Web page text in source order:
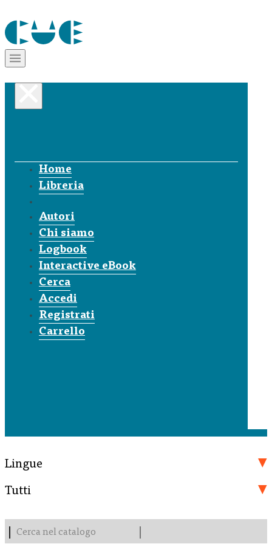
Home
Libreria
Autori
Chi siamo
Logbook
Interactive eBook
Cerca
Accedi
Registrati
Carrello
Lingue
Tutti